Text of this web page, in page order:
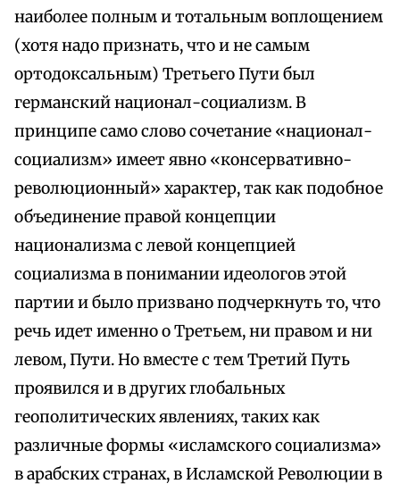
наиболее полным и тотальным воплощением
(хотя надо признать, что и не самым
ортодоксальным) Третьего Пути был
германский национал-социализм. В
принципе само слово сочетание «национал-
социализм» имеет явно «консервативно-
революционный» характер, так как подобное
объединение правой концепции
национализма с левой концепцией
социализма в понимании идеологов этой
партии и было призвано подчеркнуть то, что
речь идет именно о Третьем, ни правом и ни
левом, Пути. Но вместе с тем Третий Путь
проявился и в других глобальных
геополитических явлениях, таких как
различные формы «исламского социализма»
в арабских странах, в Исламской Революции в